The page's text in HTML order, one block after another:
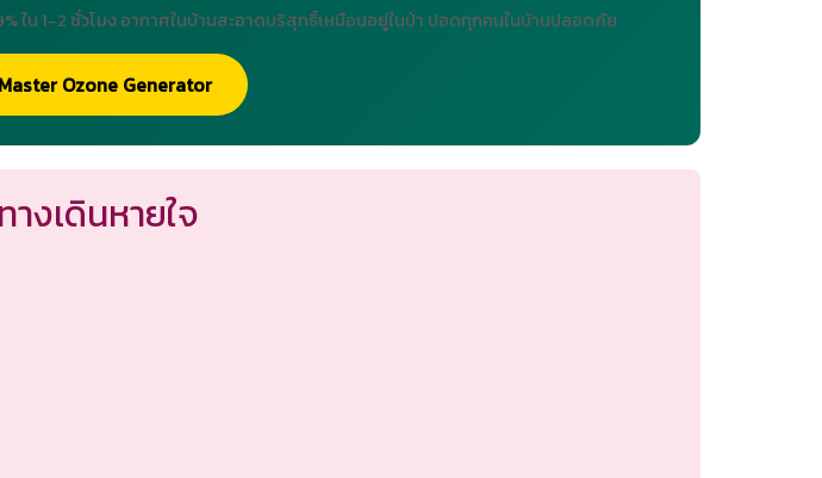
ใน 1-2 ชั่วโมง อากาศในบ้านสะอาดบริสุทธิ์เหมือนอยู่ในป่า ปอดทุกคนในบ้านปลอดภัย
Ozone Generator
งเดินหายใจ